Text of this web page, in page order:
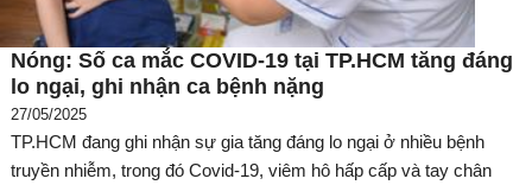
Nóng: Số ca mắc COVID-19 tại TP.HCM tăng đáng
lo ngại, ghi nhận ca bệnh nặng
27/05/2025
TP.HCM đang ghi nhận sự gia tăng đáng lo ngại ở nhiều bệnh
truyền nhiễm, trong đó Covid-19, viêm hô hấp cấp và tay chân